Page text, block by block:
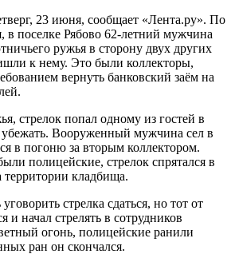
23 июня, сообщает «Лента.ру». По
в поселке Рябово 62-летний мужчина
ружья в сторону двух других
к нему. Это были коллекторы,
вернуть банковский заём на
стрелок попал одному из гостей в
убежать. Вооруженный мужчина сел в
в погоню за вторым коллектором.
полицейские, стрелок спрятался в
территории кладбища.
стрелка сдаться, но тот от
и начал стрелять в сотрудников
огонь, полицейские ранили
ран он скончался.